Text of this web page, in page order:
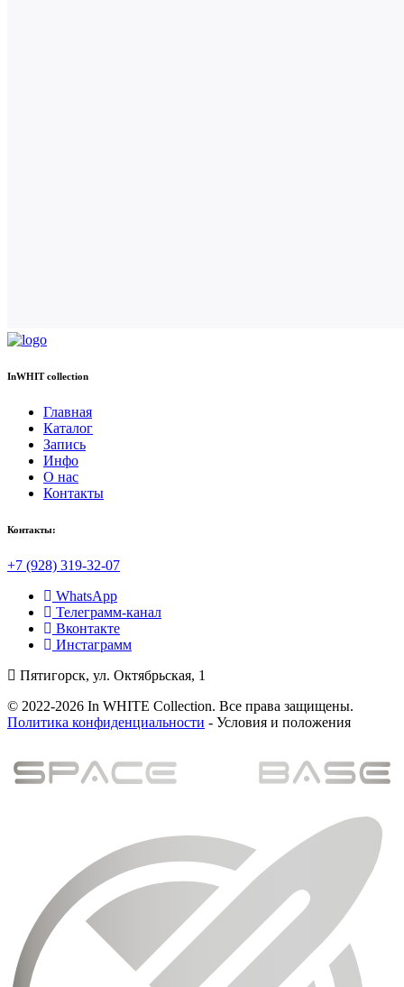
InWHIT collection
Главная
Каталог
Запись
Инфо
О нас
Контакты
Контакты:
+7 (928) 319-32-07
WhatsApp
Телеграмм-канал
Вконтакте
Инстаграмм
Пятигорск, ул. Октябрьская, 1
© 2022-2026 In WHITE Collection. Все права защищены.
Политика конфиденциальности - Условия и положения